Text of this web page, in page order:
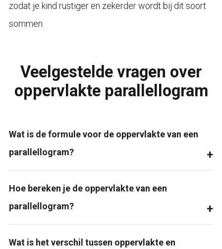
zodat je kind rustiger en zekerder wordt bij dit soort
sommen.
Veelgestelde vragen over
oppervlakte parallellogram
Wat is de formule voor de oppervlakte van een
parallellogram?
Hoe bereken je de oppervlakte van een
parallellogram?
Wat is het verschil tussen oppervlakte en